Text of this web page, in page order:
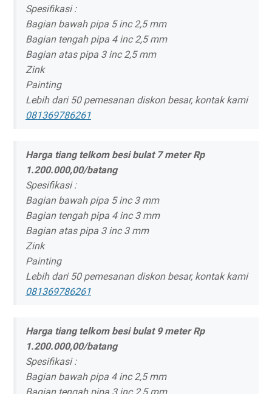
Spesifikasi :
Bagian bawah pipa 5 inc 2,5 mm
Bagian tengah pipa 4 inc 2,5 mm
Bagian atas pipa 3 inc 2,5 mm
Zink
Painting
Lebih dari 50 pemesanan diskon besar, kontak kami
081369786261
Harga tiang telkom besi bulat 7 meter Rp
1.200.000,00/batang
Spesifikasi :
Bagian bawah pipa 5 inc 3 mm
Bagian tengah pipa 4 inc 3 mm
Bagian atas pipa 3 inc 3 mm
Zink
Painting
Lebih dari 50 pemesanan diskon besar, kontak kami
081369786261
Harga tiang telkom besi bulat 9 meter Rp
1.200.000,00/batang
Spesifikasi :
Bagian bawah pipa 4 inc 2,5 mm